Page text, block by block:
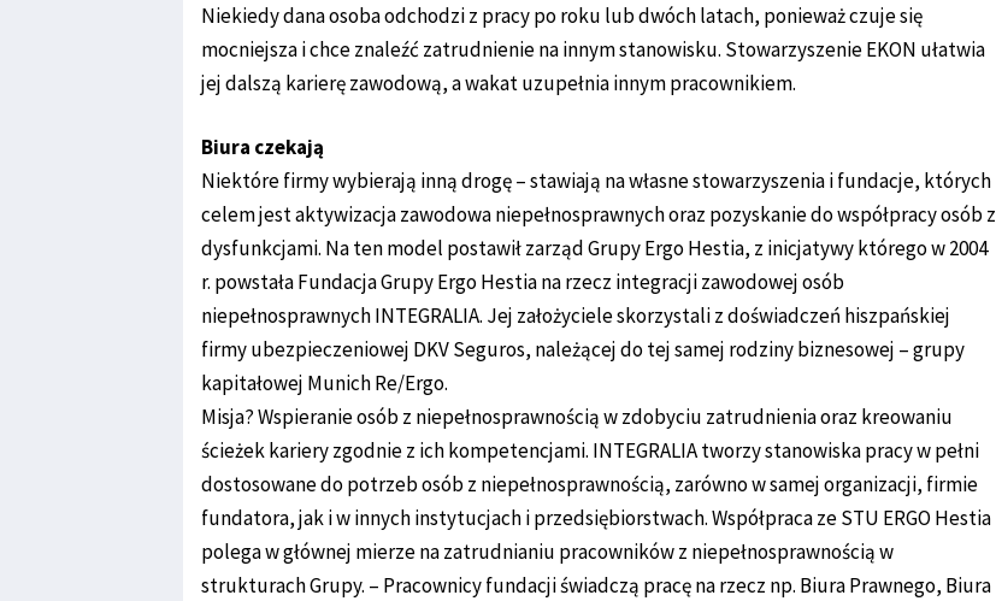
Niekiedy dana osoba odchodzi z pracy po roku lub dwóch latach, ponieważ czuje się
mocniejsza i chce znaleźć zatrudnienie na innym stanowisku. Stowarzyszenie EKON ułatwia
jej dalszą karierę zawodową, a wakat uzupełnia innym pracownikiem.
Biura czekają
Niektóre firmy wybierają inną drogę – stawiają na własne stowarzyszenia i fundacje, których
celem jest aktywizacja zawodowa niepełnosprawnych oraz pozyskanie do współpracy osób z
dysfunkcjami. Na ten model postawił zarząd Grupy Ergo Hestia, z inicjatywy którego w 2004
r. powstała Fundacja Grupy Ergo Hestia na rzecz integracji zawodowej osób
niepełnosprawnych INTEGRALIA. Jej założyciele skorzystali z doświadczeń hiszpańskiej
firmy ubezpieczeniowej DKV Seguros, należącej do tej samej rodziny biznesowej – grupy
kapitałowej Munich Re/Ergo.
Misja? Wspieranie osób z niepełnosprawnością w zdobyciu zatrudnienia oraz kreowaniu
ścieżek kariery zgodnie z ich kompetencjami. INTEGRALIA tworzy stanowiska pracy w pełni
dostosowane do potrzeb osób z niepełnosprawnością, zarówno w samej organizacji, firmie
fundatora, jak i w innych instytucjach i przedsiębiorstwach. Współpraca ze STU ERGO Hestia
polega w głównej mierze na zatrudnianiu pracowników z niepełnosprawnością w
strukturach Grupy. – Pracownicy fundacji świadczą pracę na rzecz np. Biura Prawnego, Biura